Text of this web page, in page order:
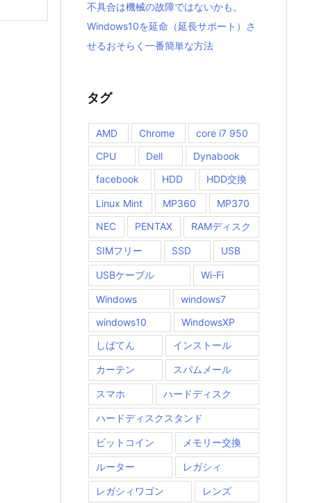
不具合は機械の故障ではないかも。
Windows10を延命（延長サポート）さ
せるおそらく一番簡単な方法
タグ
AMD Chrome
core i7 950
CPU
Dell
Dynabook
facebook
HDD HDD交換
Linux Mint MP360
MP370
NEC
PENTAX RAMディスク
SIMフリー SSD USB
USBケーブル Wi-Fi
Windows
windows7
windows10
WindowsXP
しばてん
インストール
カーテン スパムメール
スマホ ハードディスク
ハードディスクスタンド
ビットコイン メモリー交換
ルーター レガシィ
レガシィワゴン レンズ